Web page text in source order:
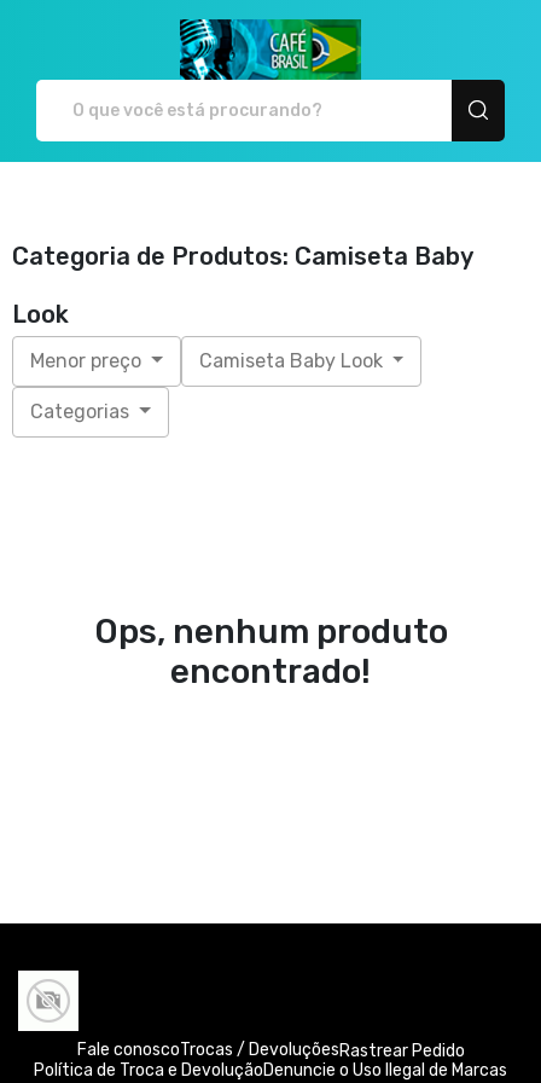
Categoria de Produtos: Camiseta Baby
Look
Menor preço Camiseta Baby Look
Categorias
Ops, nenhum produto
encontrado!
Fale conoscoTrocas / DevoluçõesRastrear Pedido
Política de Troca e DevoluçãoDenuncie o Uso Ilegal de Marcas